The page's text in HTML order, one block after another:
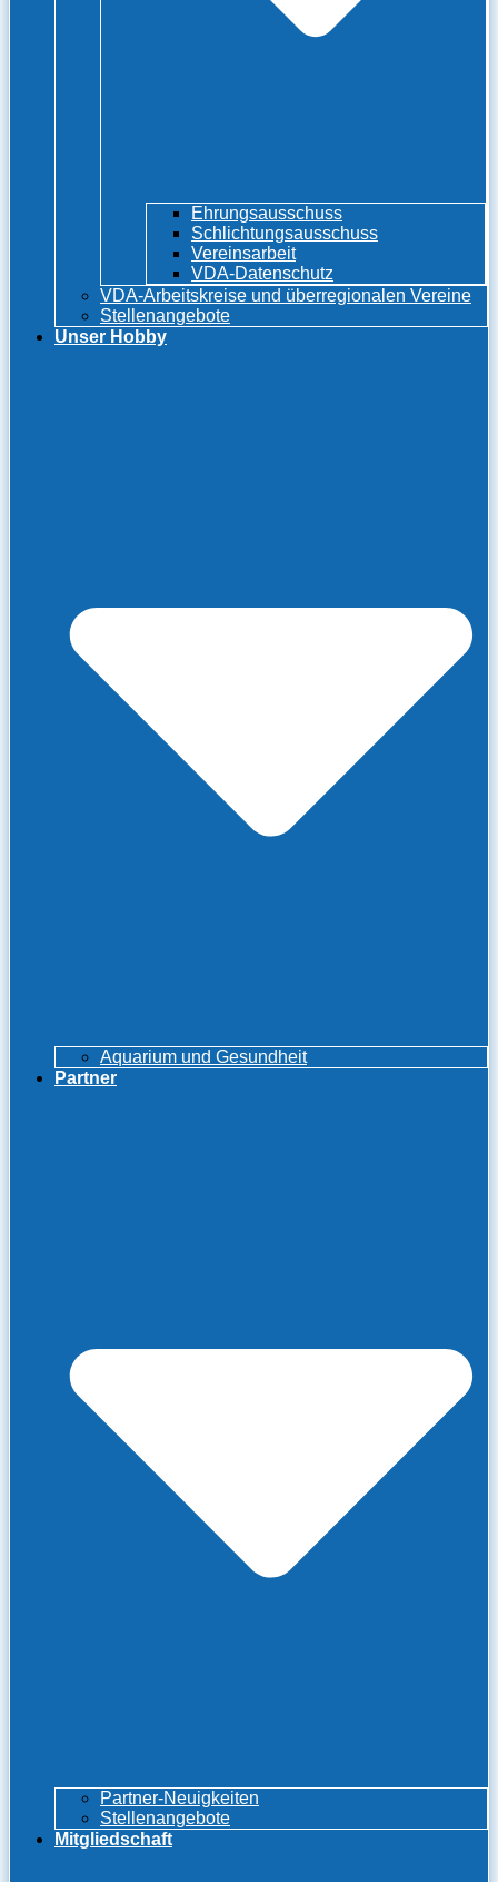
Ehrungsausschuss
Schlichtungsausschuss
Vereinsarbeit
VDA-Datenschutz
VDA-Arbeitskreise und überregionalen Vereine
Stellenangebote
Unser Hobby
Aquarium und Gesundheit
Partner
Partner-Neuigkeiten
Stellenangebote
Mitgliedschaft